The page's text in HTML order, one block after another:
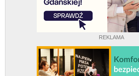
REKLAMA